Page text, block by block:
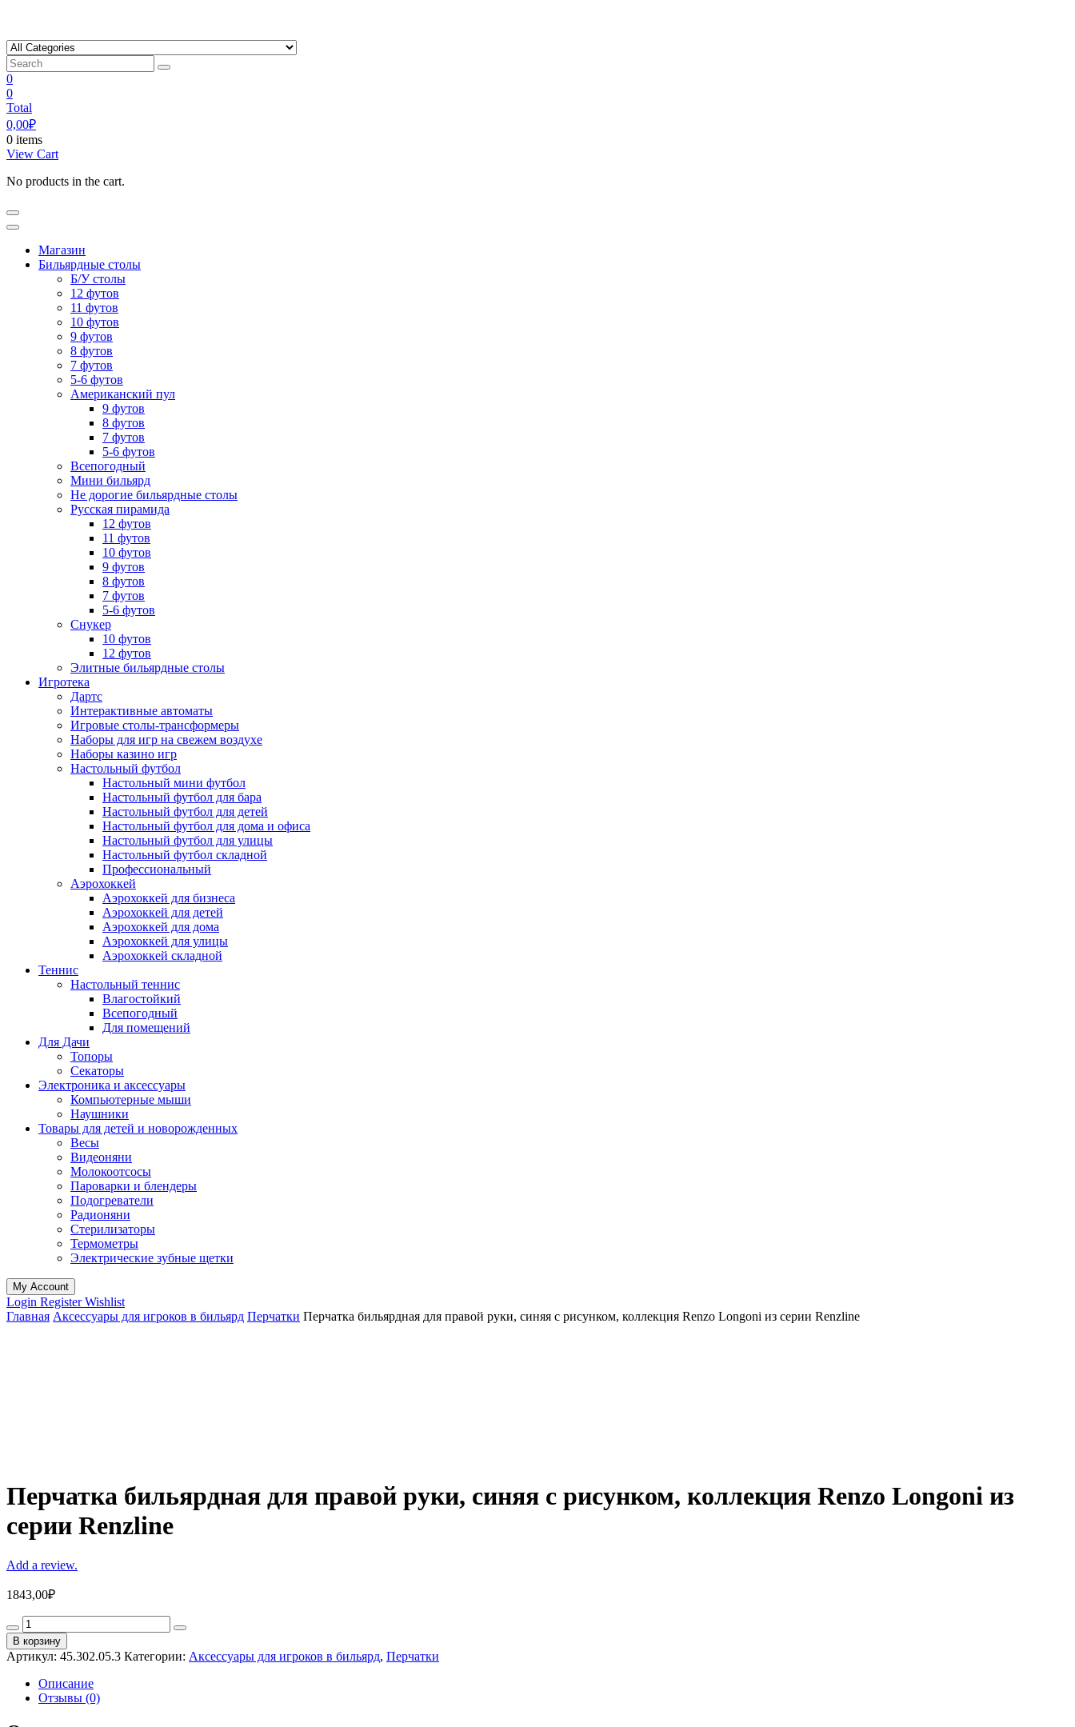
content
0
0
Total
0,00₽
0 items
View Cart
No products in the cart.
Магазин
Бильярдные столы
Б/У столы
12 футов
11 футов
10 футов
9 футов
8 футов
7 футов
5-6 футов
Американский пул
9 футов
8 футов
7 футов
5-6 футов
Всепогодный
Мини бильярд
Не дорогие бильярдные столы
Русская пирамида
12 футов
11 футов
10 футов
9 футов
8 футов
7 футов
5-6 футов
Снукер
10 футов
12 футов
Элитные бильярдные столы
Игротека
Дартс
Интерактивные автоматы
Игровые столы-трансформеры
Наборы для игр на свежем воздухе
Наборы казино игр
Настольный футбол
Настольный мини футбол
Настольный футбол для бара
Настольный футбол для детей
Настольный футбол для дома и офиса
Настольный футбол для улицы
Настольный футбол складной
Профессиональный
Аэрохоккей
Аэрохоккей для бизнеса
Аэрохоккей для детей
Аэрохоккей для дома
Аэрохоккей для улицы
Аэрохоккей складной
Теннис
Настольный теннис
Влагостойкий
Всепогодный
Для помещений
Для Дачи
Топоры
Секаторы
Электроника и аксессуары
Компьютерные мыши
Наушники
Товары для детей и новорожденных
Весы
Видеоняни
Молокоотсосы
Пароварки и блендеры
Подогреватели
Радионяни
Стерилизаторы
Термометры
Электрические зубные щетки
My Account
Login RegisterWishlist
Главная Аксессуары для игроков в бильярд Перчатки Перчатка бильярдная для правой руки, синяя с рисунком, коллекция Renzo Longoni из серии Renzline
Перчатка бильярдная для правой руки, синяя с рисунком, коллекция Renzo Longoni из
серии Renzline
Add a review.
1843,00₽
Перчатка
бильярдная
для
правой
руки,
синяя
В корзину
Артикул: 45.302.05.3 Категории: Аксессуары для игроков в бильярд, Перчатки
Описание
Отзывы (0)